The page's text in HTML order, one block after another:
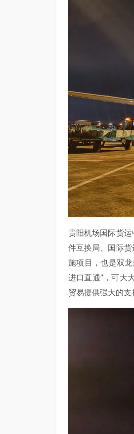
贵阳机场国际货
件互换局、国际
施项目，也是双
进口直通”，可大
贸易提供强大的支